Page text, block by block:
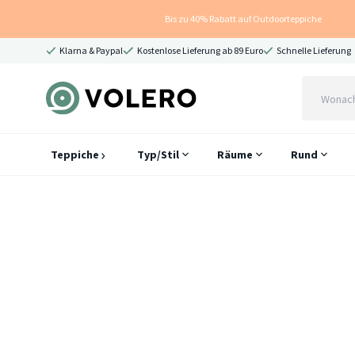
Bis zu 40% Rabatt auf Outdoorteppiche
Klarna & Paypal Kostenlose Lieferung ab 89 Euro Schnelle Lieferung
Teppiche Typ/Stil Räume Rund